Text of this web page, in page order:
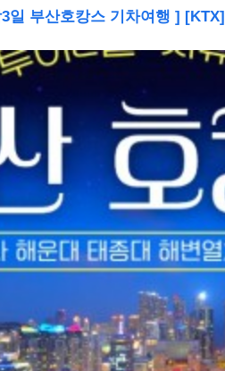
일 부산호캉스 기차여행 ]